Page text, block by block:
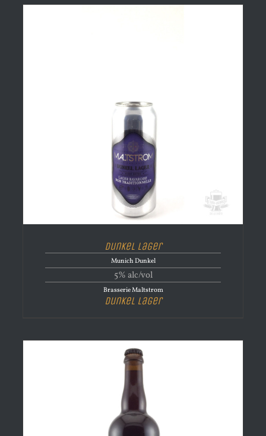
Dunkel Lager
Munich Dunkel
5% alc/vol
Brasserie Maltstrom
Dunkel Lager